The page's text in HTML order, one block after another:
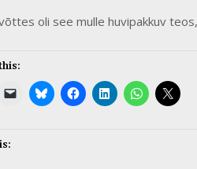
oli see mulle huvipakkuv